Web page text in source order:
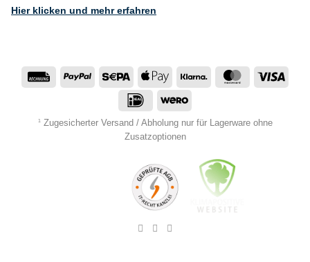
Hier klicken und mehr erfahren
RechungPayPal Sepa
Apple
Pay
Klarna MasterCard
IDeal Wero
1Zugesicherter Versand / Abholung nur für Lagerware ohne
Zusatzoptionen